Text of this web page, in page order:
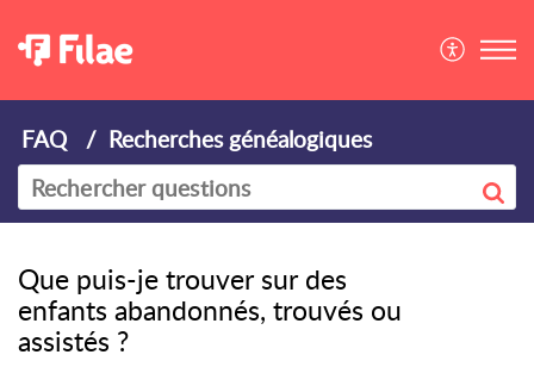
FAQ Recherches généalogiques
Que puis-je trouver sur des
enfants abandonnés, trouvés ou
assistés ?